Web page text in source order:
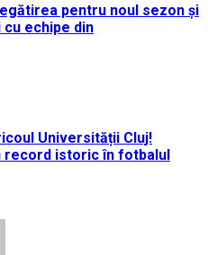
pentru noul sezon și
cu echipe din
Universității Cluj!
record istoric în fotbalul